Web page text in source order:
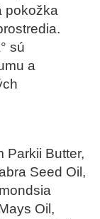
pokožka
sú
a
Parkii Butter,
Seed Oil,
Oil,